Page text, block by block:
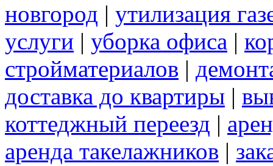
новгород | утилизация
услуги | уборка офиса |
стройматериалов |
доставка до квартиры |
коттеджный переезд |
аренда такелажников |